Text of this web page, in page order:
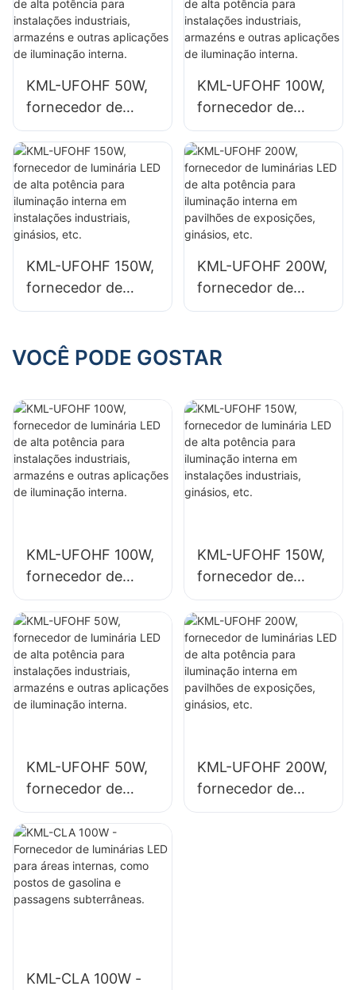
ambientes
internos, como
fábricas e
armazéns
industriais.
como fábricas e
armazéns
industriais.
KML-UFOHF 50W,
fornecedor de
luminária LED de
alta potência para
instalações
industriais,
armazéns e outras
aplicações de
iluminação interna.
KML-UFOHF 100W,
fornecedor de
luminária LED de
alta potência para
instalações
industriais,
armazéns e outras
aplicações de
iluminação interna.
KML-UFOHF 150W,
fornecedor de
luminária LED de
iluminação interna
industriais,
ginásios, etc.
KML-UFOHF 200W,
fornecedor de
luminárias LED de
iluminação interna
exposições,
ginásios, etc.
VOCÊ PODE GOSTAR
KML-UFOHF 100W,
fornecedor de
luminária LED de
alta potência para
instalações
industriais,
armazéns e outras
aplicações de
KML-UFOHF 150W,
fornecedor de
luminária LED de
alta potência para
iluminação interna
em instalações
industriais,
ginásios, etc.
KML-UFOHF 50W,
fornecedor de
luminária LED de
alta potência para
instalações
industriais,
armazéns e outras
KML-UFOHF 200W,
fornecedor de
luminárias LED de
KML-CLA 100W -